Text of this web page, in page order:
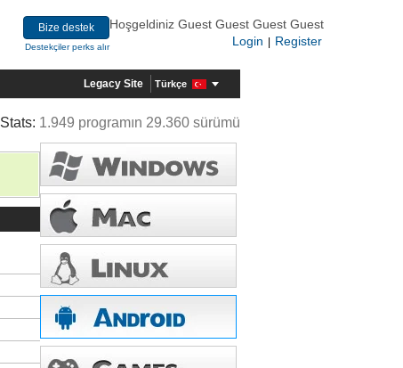
Bize destek
Destekçiler perks alır
Hoşgeldiniz Guest Guest Guest Guest
Login
Register
Legacy Site Türkçe
Stats: 1.949 programın 29.360 sürümü